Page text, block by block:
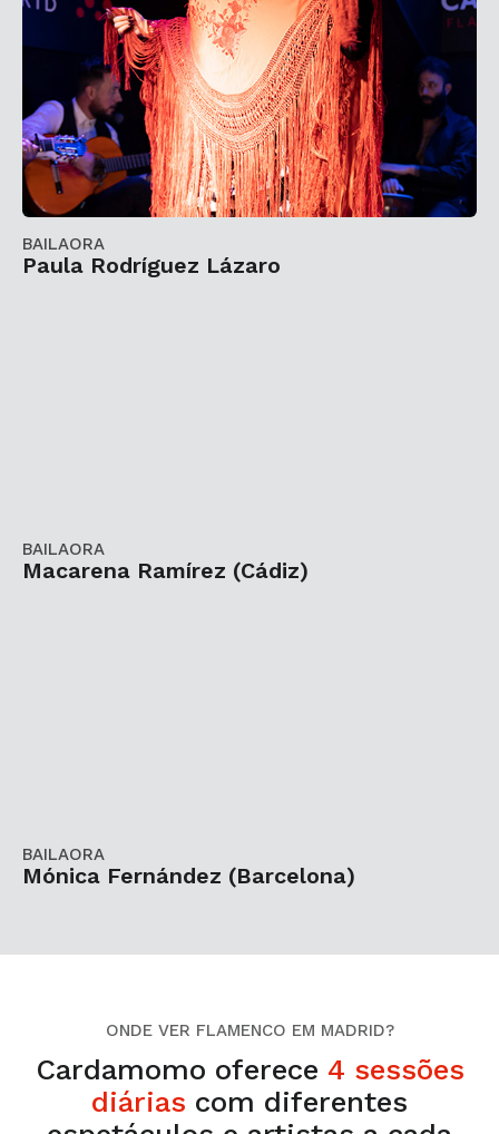
BAILAORA
Paula Rodríguez Lázaro
BAILAORA
Macarena Ramírez (Cádiz)
BAILAORA
Mónica Fernández (Barcelona)
ONDE VER FLAMENCO EM MADRID?
Cardamomo oferece 4 sessões
diárias com diferentes